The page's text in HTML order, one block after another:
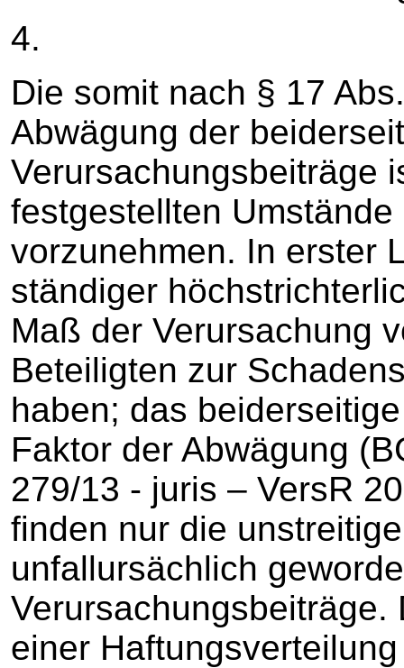
4.
Die somit nach § 17
Abwägung der
Verursachungsbeiträge
festgestellten
vorzunehmen. In erster
ständiger
Maß der Verursachung
Beteiligten zur
haben; das
Faktor der Abwägung
279/13 - juris – VersR
finden nur die
unfallursächlich
einer